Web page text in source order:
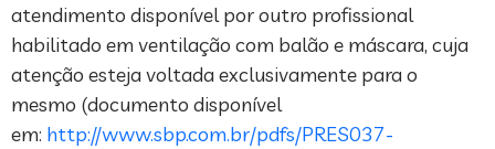
atendimento disponível por outro profissional
habilitado em ventilação com balão e máscara, cuja
atenção esteja voltada exclusivamente para o
mesmo (documento disponível
em: http://www.sbp.com.br/pdfs/PRES037-